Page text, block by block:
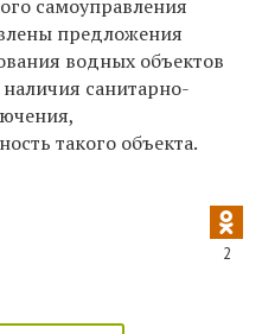
самоуправления
предложения
водных объектов
санитарно-
такого объекта.
2